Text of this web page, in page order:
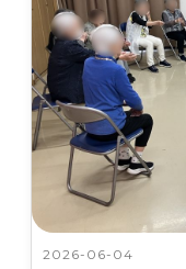
2026-06-04